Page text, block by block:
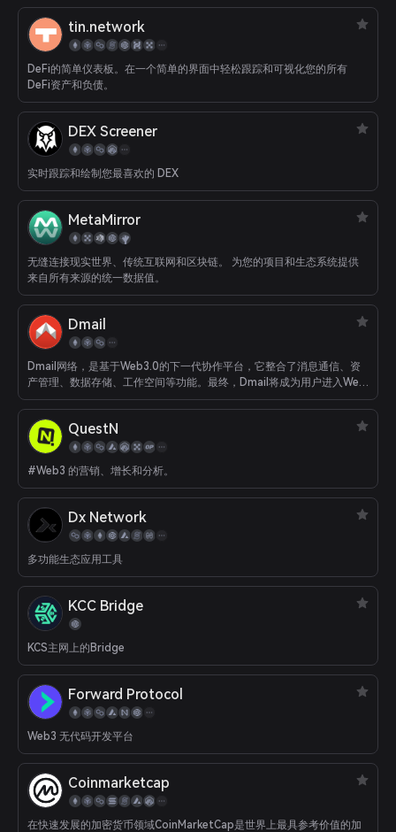
tin.network
DeFi的简单仪表板。在一个简单的界面中轻松跟踪和可视化您的所有
DeFi资产和负债。
DEX Screener
实时跟踪和绘制您最喜欢的 DEX
MetaMirror
无缝连接现实世界、传统互联网和区块链。 为您的项目和生态系统提供
来自所有来源的统一数据值。
Dmail
Dmail网络，是基于Web3.0的下一代协作平台，它整合了消息通信、资
产管理、数据存储、工作空间等功能。最终，Dmail将成为用户进入Web
3.0时代的基础工具、流量入口和DID，并成为连接Web 2.0用户与轻松
QuestN
#Web3 的营销、增长和分析。
Dx Network
多功能生态应用工具
KCC Bridge
KCS主网上的Bridge
Forward Protocol
Web3 无代码开发平台
Coinmarketcap
在快速发展的加密货币领域CoinMarketCap是世界上最具参考价值的加